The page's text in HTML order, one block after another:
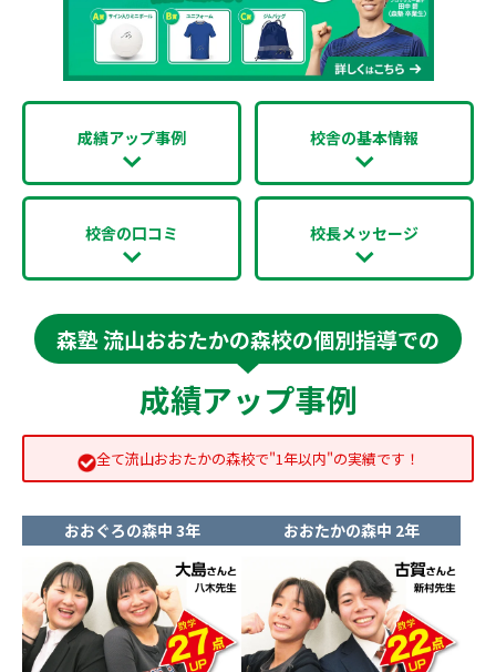
成績アップ事例 校舎の基本情報
校舎の口コミ 校長メッセージ
森塾 流山おおたかの森校の個別指導での
成績アップ事例
全て流山おおたかの森校で"1年以内"の実績です！
おおぐろの森中 3年 おおたかの森中 2年